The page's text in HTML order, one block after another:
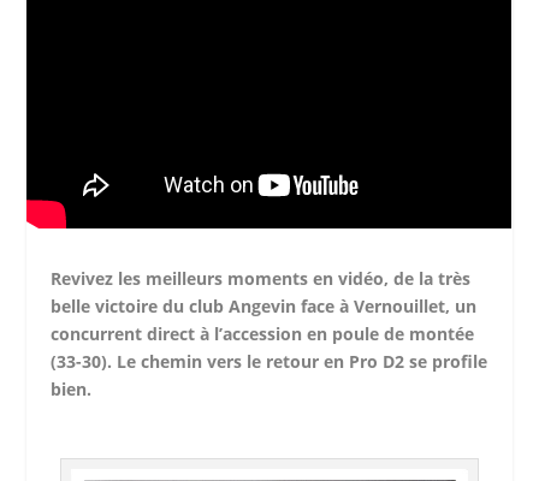
Revivez les meilleurs moments en vidéo, de la très
belle victoire du club Angevin face à Vernouillet, un
concurrent direct à l’accession en poule de montée
(33-30). Le chemin vers le retour en Pro D2 se profile
bien.